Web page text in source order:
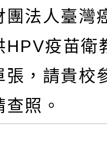
團法人臺灣
HPV疫苗衛
張，請貴校
照。